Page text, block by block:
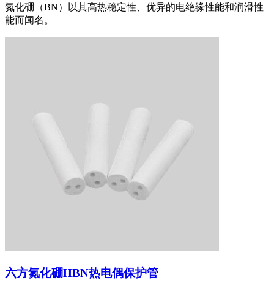
氮化硼（BN）以其高热稳定性、优异的电绝缘性能和润滑性
能而闻名。
六方氮化硼HBN热电偶保护管